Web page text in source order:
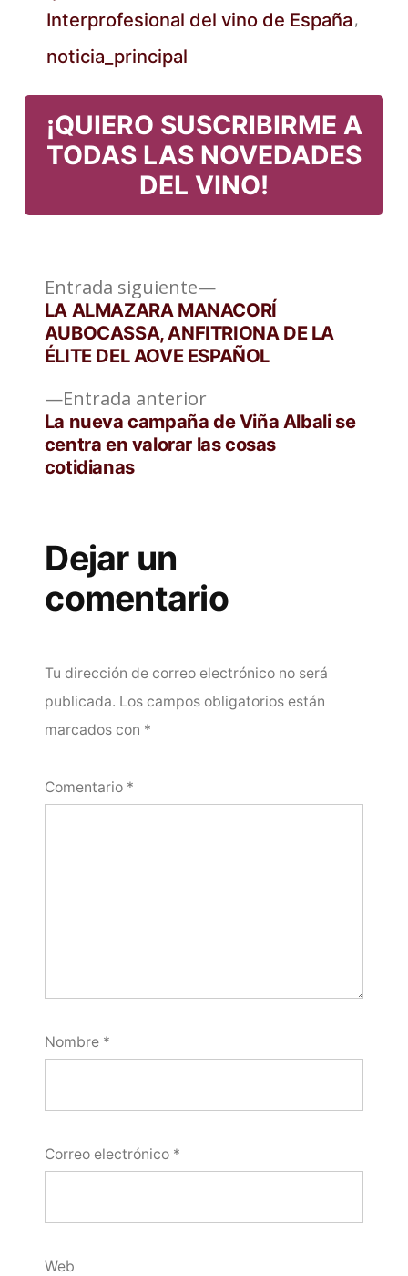
en
Etiquetas:
Interprofesional del vino de España ,
noticia_principal
¡QUIERO SUSCRIBIRME A
TODAS LAS NOVEDADES
DEL VINO!
Navegación
de
entradas
Entrada anteriorEntrada
anterior:
La nueva campaña de Viña Albali se
centra en valorar las cosas
cotidianas
Entrada siguiente
Entrada
siguiente:
LA ALMAZARA MANACORÍ
AUBOCASSA, ANFITRIONA DE LA
ÉLITE DEL AOVE ESPAÑOL
Dejar un
comentario
Tu dirección de correo electrónico no será
publicada. Los campos obligatorios están
marcados con *
Comentario *
Nombre *
Correo electrónico *
Web